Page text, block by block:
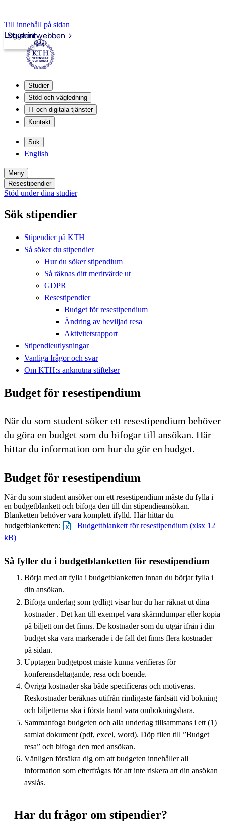
Till innehåll på sidan
Studentwebben
Logga in
Studier
Stöd och vägledning
IT och digitala tjänster
Kontakt
Sök
English
Meny
Resestipendier
Stöd under dina studier
Sök stipendier
Stipendier på KTH
Så söker du stipendier
Hur du söker stipendium
Så räknas ditt meritvärde ut
GDPR
Resestipendier
Budget för resestipendium
Ändring av beviljad resa
Aktivitetsrapport
Stipendieutlysningar
Vanliga frågor och svar
Om KTH:s anknutna stiftelser
Budget för resestipendium
När du som student söker ett resestipendium behöver
du göra en budget som du bifogar till ansökan. Här
hittar du information om hur du gör en budget.
Budget för resestipendium
När du som student ansöker om ett resestipendium måste du fylla i
en budgetblankett och bifoga den till din stipendieansökan.
Blanketten behöver vara komplett ifylld. Här hittar du
budgetblanketten:
Budgettblankett för resestipendium (xlsx 12
kB)
Så fyller du i budgetblanketten för resestipendium
Börja med att fylla i budgetblanketten innan du börjar fylla i
din ansökan.
Bifoga underlag som tydligt visar hur du har räknat ut dina
kostnader . Det kan till exempel vara skärmdumpar eller kopia
på biljett om det finns. De kostnader som du utgår ifrån i din
budget ska vara markerade i de fall det finns flera kostnader
på sidan.
Upptagen budgetpost måste kunna verifieras för
konferensdeltagande, resa och boende.
Övriga kostnader ska både specificeras och motiveras.
Reskostnader beräknas utifrån rimligaste färdsätt vid bokning
och biljetterna ska i första hand vara ombokningsbara.
Sammanfoga budgeten och alla underlag tillsammans i ett (1)
samlat dokument (pdf, excel, word). Döp filen till ”Budget
resa” och bifoga den med ansökan.
Vänligen försäkra dig om att budgeten innehåller all
information som efterfrågas för att inte riskera att din ansökan
avslås.
Har du frågor om stipendier?